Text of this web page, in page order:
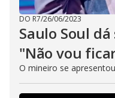
DO R7/26/06/2023
Saulo Soul
"Não vou
O mineiro se